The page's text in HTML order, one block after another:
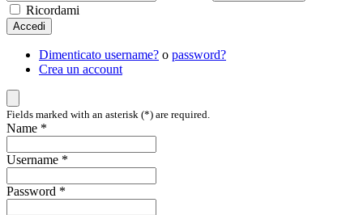
Ricordami
Accedi
Dimenticato username? o password?
Crea un account
Fields marked with an asterisk (*) are required.
Name *
Username *
Password *